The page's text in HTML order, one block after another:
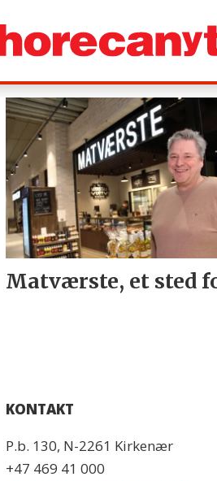
Matværste, et sted
KONTAKT
P.b. 130, N-2261 Kirkenær
+47 469 41 000